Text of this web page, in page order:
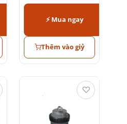
⚡ Mua ngay
Thêm vào giỷ
♡